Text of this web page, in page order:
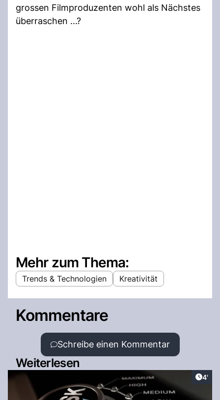
grossen Filmproduzenten wohl als Nächstes
überraschen ...?
Mehr zum Thema:
Trends & Technologien Kreativität
Kommentare
Schreibe einen Kommentar
Weiterlesen
4'